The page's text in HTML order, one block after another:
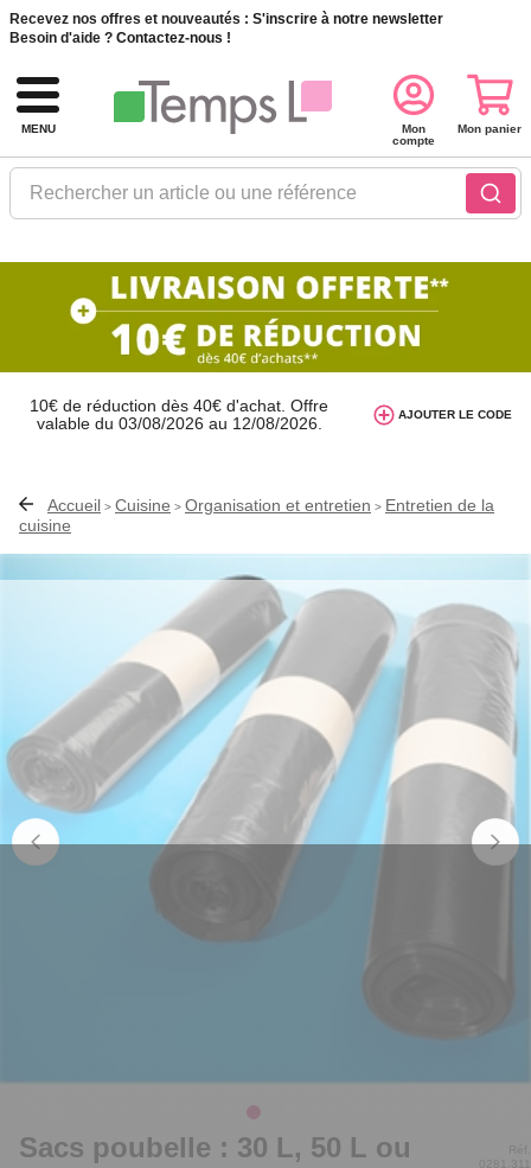
Recevez nos offres et nouveautés : S'inscrire à notre newsletter
Besoin d'aide ? Contactez-nous !
MENU
Rechercher un article ou une référence
Mon
compte
Mon panier
10€ de réduction dès 40€ d'achat. Offre
valable du 03/08/2026 au 12/08/2026.
avec le code
AJOUTER LE CODE
Accueil > Cuisine > Organisation et entretien > Entretien de la
cuisine
Sacs poubelle : 30 L, 50 L ou
Réf.